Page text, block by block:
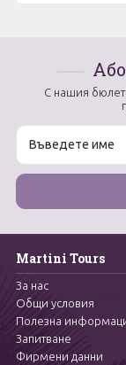
С нашия
Martini Tours
За нас
Общи условия
Полезна
Запитване
Фирмени данни